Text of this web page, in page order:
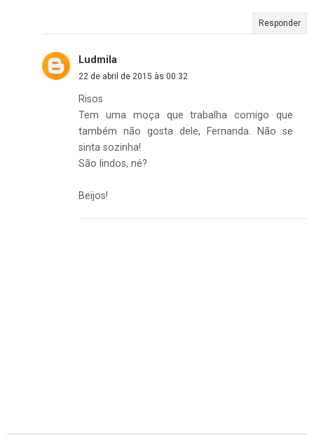
Responder
Ludmila
22 de abril de 2015 às 00:32
Risos
Tem uma moça que trabalha comigo que
também não gosta dele, Fernanda. Não se
sinta sozinha!
São lindos, né?
Beijos!